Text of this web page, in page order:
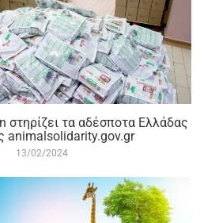
στηρίζει τα αδέσποτα Ελλάδας
animalsolidarity.gov.gr
13/02/2024